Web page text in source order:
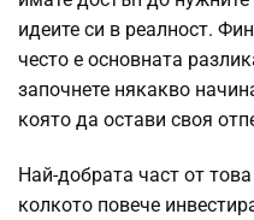
идеите си в реалност.
често е основната
започнете някакво
която да остави своя
Най-добрата част от
колкото повече